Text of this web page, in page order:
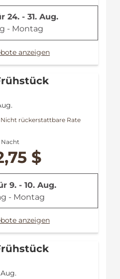
24. - 31. Aug.
- Montag
anzeigen
Nicht rückerstattbare Rate
Nacht
$
9. - 10. Aug.
- Montag
anzeigen